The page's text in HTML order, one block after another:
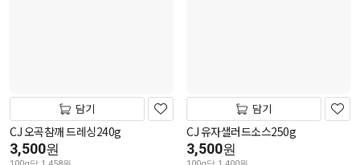
담기
CJ 오곡참깨 드레싱240g
3,500원
담기
CJ 유자샐러드소스250g
3,500원